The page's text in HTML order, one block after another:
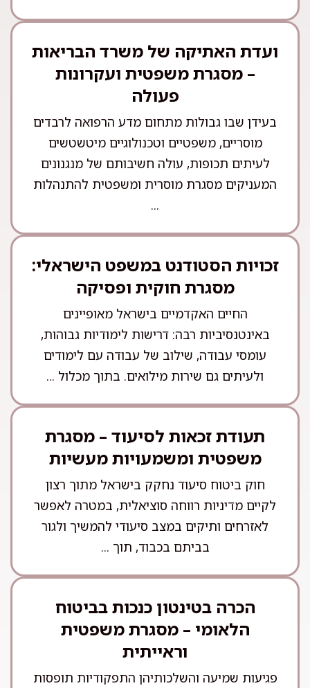
ועדת האתיקה של משרד הבריאות
– מסגרת משפטית ועקרונות
פעולה
בעידן שבו גבולות מתחום מדע הרפואה לרבדים
מוסריים, משפטיים וטכנולוגיים מיטשטשים
לעיתים תכופות, עולה חשיבותם של מנגנונים
המעניקים מסגרת מוסרית ומשפטית להתנהלות
...
זכויות הסטודנט במשפט הישראלי:
מסגרת חוקית ופסיקה
החיים האקדמיים בישראל מאופיינים
באינטנסיביות רבה: דרישות לימודיות גבוהות,
עומסי עבודה, שילוב של עבודה עם לימודים
ולעיתים גם שירות מילואים. בתוך מכלול ...
תעודת זכאות לסיעוד – מסגרת
משפטית ומשמעויות מעשיות
חוק ביטוח סיעוד נחקק בישראל מתוך רצון
לקיים מדיניות רווחה סוציאלית, במטרה לאפשר
לאזרחים ותיקים במצב סיעודי להמשיך ולגור
בביתם בכבוד, תוך ...
הכרה בטינטון כנכות בביטוח
הלאומי – מסגרת משפטית
וראייתית
פגיעות שמיעה והשלכותיהן התפקודיות תופסות